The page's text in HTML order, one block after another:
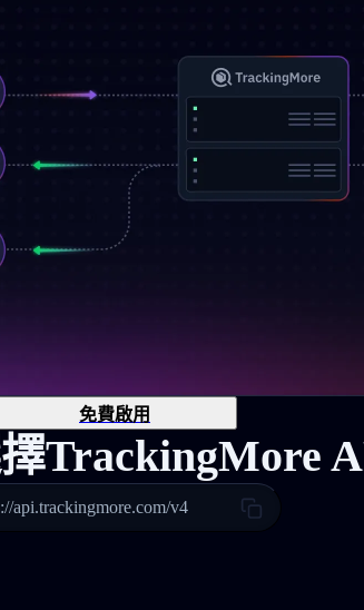
免費啟用
TrackingMore
api.trackingmore.com/v4